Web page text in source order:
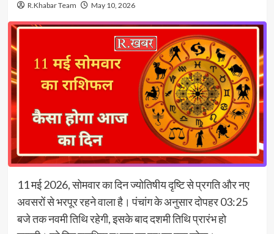
R.Khabar Team May 10, 2026
11 मई 2026, सोमवार का दिन ज्योतिषीय दृष्टि से प्रगति और नए
अवसरों से भरपूर रहने वाला है। पंचांग के अनुसार दोपहर 03:25
बजे तक नवमी तिथि रहेगी, इसके बाद दशमी तिथि प्रारंभ हो